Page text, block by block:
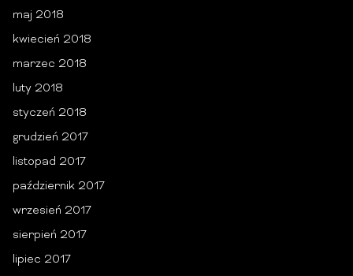
maj 2018
kwiecień 2018
marzec 2018
luty 2018
styczeń 2018
grudzień 2017
listopad 2017
październik 2017
wrzesień 2017
sierpień 2017
lipiec 2017